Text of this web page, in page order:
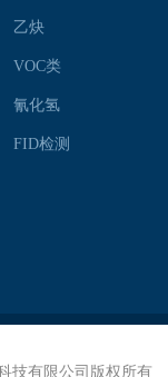
乙炔
VOC类
氰化氢
FID检测
科技有限公司版权所有